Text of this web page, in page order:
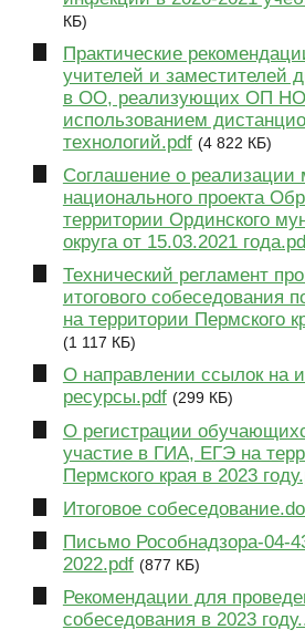
КБ)
Практические
учителей и заместителей
в ОО, реализующих ОП
использованием
технологий.pdf (4 822 КБ)
Соглашение о реализации
национального проекта
территории Ординского
округа от 15.03.2021
Технический регламент
итогового собеседования
на территории Пермского
(1 117 КБ)
О направлении ссылок на
ресурсы.pdf (299 КБ)
О регистрации
участие в ГИА, ЕГЭ на
Пермского края в 2023
Итоговое
Письмо Рособнадзора-04-
2022.pdf (877 КБ)
Рекомендации для
собеседования в 2023